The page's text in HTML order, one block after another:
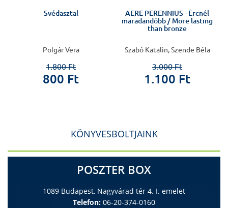
Svédasztal
Polgár Vera
1.800 Ft
800 Ft
AERE PERENNIUS - Ércnél
maradandóbb / More lasting
than bronze
Szabó Katalin, Szende Béla
3.000 Ft
1.100 Ft
KÖNYVESBOLTJAINK
POSZTER BOX
1089 Budapest, Nagyvárad tér 4. I. emelet
Telefon: 06-20-374-0160